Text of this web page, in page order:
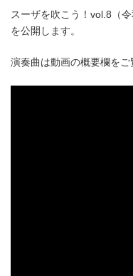
スーザを吹こう！vol.8（
を公開します。
演奏曲は動画の概要欄をご